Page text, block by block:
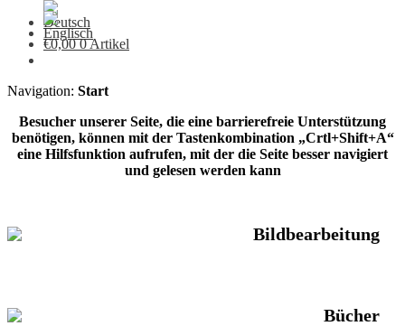
€0,00 0 Artikel
Navigation: Start
Besucher unserer Seite, die eine barrierefreie Unterstützung
benötigen, können mit der Tastenkombination „Crtl+Shift+A“
eine Hilfsfunktion aufrufen, mit der die Seite besser navigiert
und gelesen werden kann
Bildbearbeitung
Bücher